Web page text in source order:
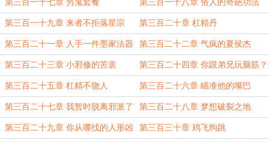
第三百一十七章 穷鬼套餐 第三百一十八章 俗人的奇葩功法
第三百一十九章 来者不拒落星宗 第三百二十章 杠精丹
第三百二十一章 人手一件墨家法器 第三百二十二章 气疯的夏侯杰
第三百二十三章 小邪修的苦衷 第三百二十四章 你跟弟兄玩脑筋？
第三百二十五章 杠精不饶人 第三百二十六章 瞄准他的嘴巴
第三百二十七章 我暂时脱离邪派了 第三百二十八章 梦想破裂之地
第三百二十九章 你从哪找的人形凶 第三百三十章 鸡飞狗跳